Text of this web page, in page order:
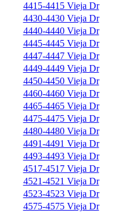
4415-4415 Vieja Dr
4430-4430 Vieja Dr
4440-4440 Vieja Dr
4445-4445 Vieja Dr
4447-4447 Vieja Dr
4449-4449 Vieja Dr
4450-4450 Vieja Dr
4460-4460 Vieja Dr
4465-4465 Vieja Dr
4475-4475 Vieja Dr
4480-4480 Vieja Dr
4491-4491 Vieja Dr
4493-4493 Vieja Dr
4517-4517 Vieja Dr
4521-4521 Vieja Dr
4523-4523 Vieja Dr
4575-4575 Vieja Dr